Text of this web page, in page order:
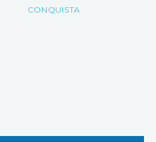
CONQUISTA